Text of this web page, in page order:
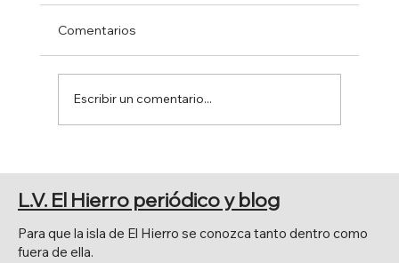
TEJEGUATE
Comentarios
Escribir un comentario...
Para que la isla de El Hierro se conozca tanto dentro como
fuera de ella.
L.V. El Hierro periódico y blog